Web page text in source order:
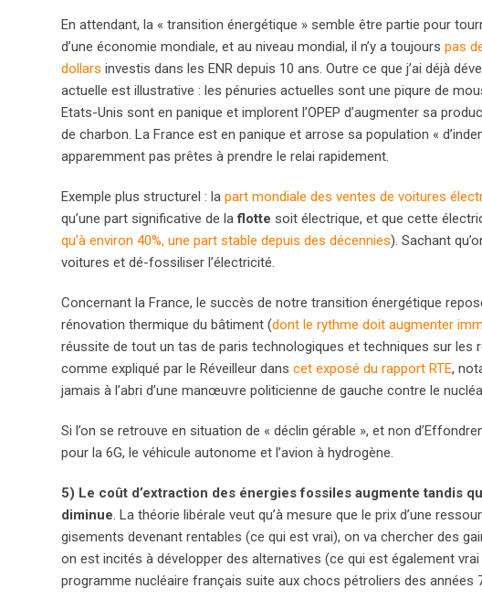
En attendant, la « transition énergétique » semble être partie pour
d’une économie mondiale, et au niveau mondial, il n’y a toujours pas
dollars investis dans les ENR depuis 10 ans. Outre ce que j’ai déjà
actuelle est illustrative : les pénuries actuelles sont une piqure de
Etats-Unis sont en panique et implorent l’OPEP d’augmenter sa
de charbon. La France est en panique et arrose sa population «
apparemment pas prêtes à prendre le relai rapidement.
Exemple plus structurel : la part mondiale des ventes de voitures
qu’une part significative de laflotte soit électrique, et que cette
qu’à environ 40%, une part stable depuis des décennies). Sachant
voitures et dé-fossiliser l’électricité.
Concernant la France, le succès de notre transition énergétique
rénovation thermique du bâtiment (dont le rythme doit augmenter
réussite de tout un tas de paris technologiques et techniques sur les
comme expliqué par le Réveilleur dans cet exposé du rapport RTE,
jamais à l’abri d’une manœuvre politicienne de gauche contre le
Si l’on se retrouve en situation de « déclin gérable », et non
pour la 6G, le véhicule autonome et l’avion à hydrogène.
5) Le coût d’extraction des énergies fossiles augmente tandis
diminue. La théorie libérale veut qu’à mesure que le prix d’une
gisements devenant rentables (ce qui est vrai), on va chercher des
on est incités à développer des alternatives (ce qui est également
programme nucléaire français suite aux chocs pétroliers des années